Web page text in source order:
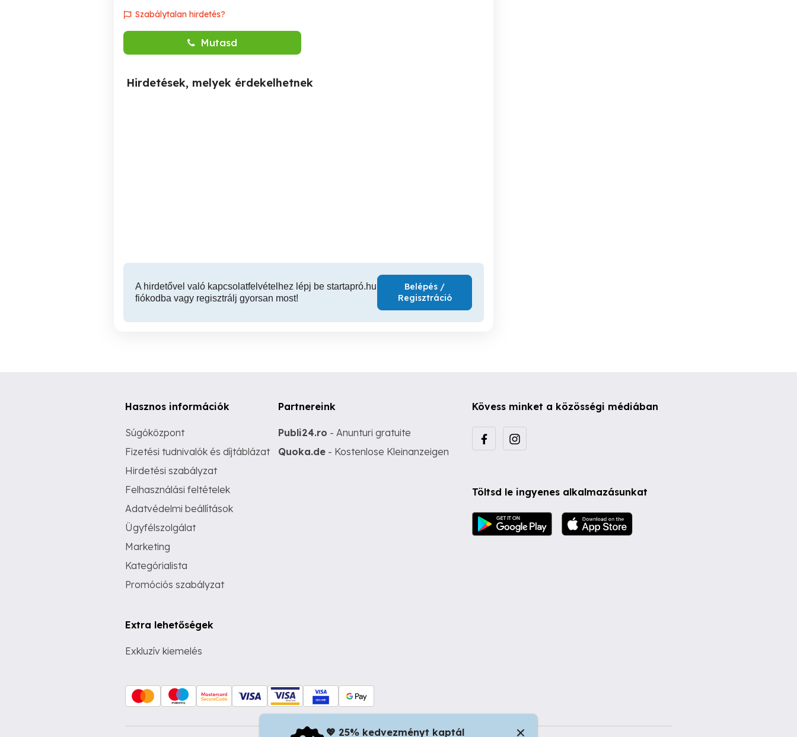
Szabálytalan hirdetés?
Mutasd
Hirdetések, melyek érdekelhetnek
A hirdetővel való kapcsolatfelvételhez lépj be startapró.hu
fiókodba vagy regisztrálj gyorsan most!
Belépés /
Regisztráció
Hasznos információk
Súgóközpont
Fizetési tudnivalók és díjtáblázat
Hirdetési szabályzat
Felhasználási feltételek
Adatvédelmi beállítások
Ügyfélszolgálat
Marketing
Kategórialista
Promóciós szabályzat
Extra lehetőségek
Exkluzív kiemelés
Partnereink
Publi24.ro - Anunturi gratuite
Quoka.de - Kostenlose Kleinanzeigen
Kövess minket a közösségi médiában
Töltsd le ingyenes alkalmazásunkat
💖 25% kedvezményt kaptál